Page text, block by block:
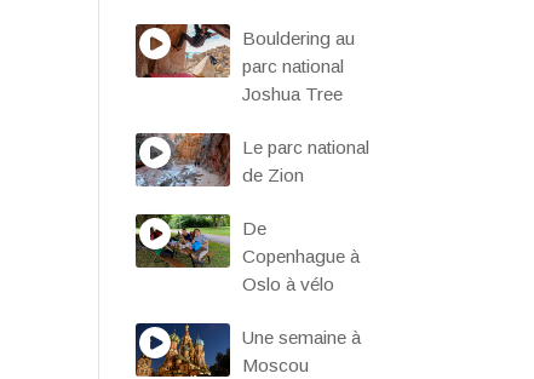
Bouldering au
parc national
Joshua Tree
Le parc national
de Zion
De
Copenhague à
Oslo à vélo
Une semaine à
Moscou